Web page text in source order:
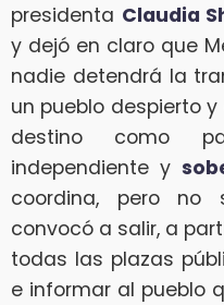
presidenta Claudia
y dejó en claro que
nadie detendrá la
un pueblo despierto
destino como
independiente y
coordina, pero no
convocó a salir, a
todas las plazas
e informar al pueblo